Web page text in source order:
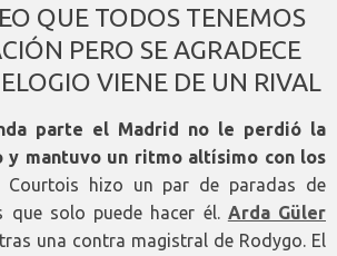
QUE TODOS TENEMOS
PERO SE AGRADECE
VIENE DE UN RIVAL
parte el Madrid no le perdió la
y mantuvo un ritmo altísimo con los
Courtois hizo un par de paradas de
que solo puede hacer él. Arda Güler
una contra magistral de Rodygo. El